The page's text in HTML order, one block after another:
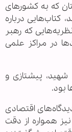
که به کشورهای
درباره
که رهبر
در مراکز علمی
پیشتازی و
بود.
اقتصادی
همواره از دقت